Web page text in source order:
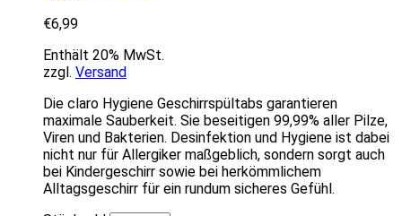
€6,99
Enthält 20% MwSt.
zzgl. Versand
Die claro Hygiene Geschirrspültabs garantieren
maximale Sauberkeit. Sie beseitigen 99,99% aller Pilze,
Viren und Bakterien. Desinfektion und Hygiene ist dabei
nicht nur für Allergiker maßgeblich, sondern sorgt auch
bei Kindergeschirr sowie bei herkömmlichem
Alltagsgeschirr für ein rundum sicheres Gefühl.